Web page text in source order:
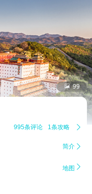
 99
995条评论 1条攻略 
简介 
地图 